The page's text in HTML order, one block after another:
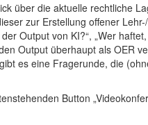
über die aktuelle rechtliche
zur Erstellung offener
Output von KI?“, „Wer
Output überhaupt als OER
es eine Fragerunde, die
Button